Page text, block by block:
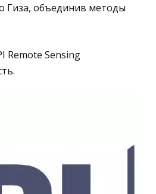
Гиза, объединив методы
Remote Sensing